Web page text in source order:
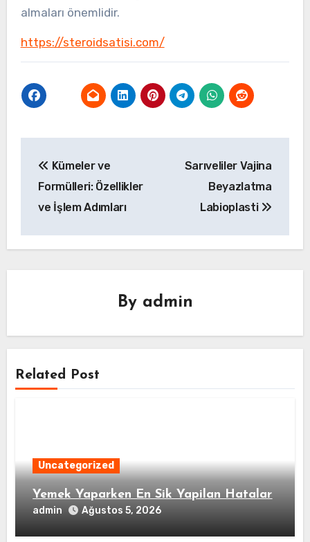
almaları önemlidir.
https://steroidsatisi.com/
gezinmesi
Kümeler ve
Formülleri: Özellikler
ve İşlem Adımları
Sarıveliler Vajina
Beyazlatma
Labioplasti
By admin
Related Post
Uncategorized
Yemek Yaparken En Sik Yapilan Hatalar
admin Ağustos 5, 2026